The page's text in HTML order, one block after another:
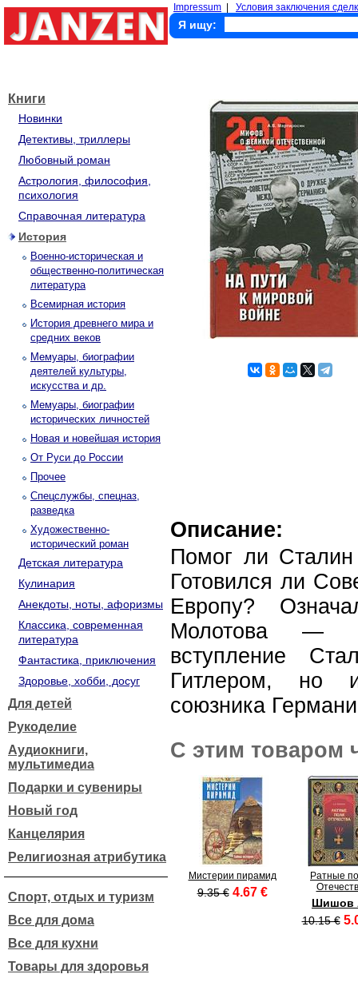
Impressum Условия заключения
Я ищу:
Книги
Новинки
Детективы, триллеры
Любовный роман
Астрология, философия,
психология
Справочная литература
История
Военно-историческая и
общественно-политическая
литература
Всемирная история
История древнего мира и
средних веков
Мемуары, биографии
деятелей культуры,
искусства и др.
Мемуары, биографии
исторических личностей
Новая и новейшая история
От Руси до России
Прочее
Спецслужбы, спецназ,
разведка
Художественно-
исторический роман
Детская литература
Кулинария
Анекдоты, ноты, афоризмы
Классика, современная
литература
Фантастика, приключения
Здоровье, хобби, досуг
Для детей
Рукоделие
Аудиокниги,
мультимедиа
Подарки и сувениры
Новый год
Канцелярия
Религиозная атрибутика
Спорт, отдых и туризм
Все для дома
Все для кухни
Товары для здоровья
Описание:
Помог ли Сталин
Готовился ли
Европу?
Молотова —
вступление
Гитлером, но
союзника
С этим товаром
Мистерии пирамид
9.35 € 4.67 €
Ратные
Шишов
10.15 €